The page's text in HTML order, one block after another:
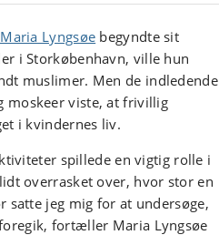
Lyngsøe begyndte sit
i Storkøbenhavn, ville hun
muslimer. Men de indledende
moskeer viste, at frivillig
i kvindernes liv.
spillede en vigtig rolle i
overrasket over, hvor stor en
satte jeg mig for at undersøge,
fortæller Maria Lyngsøe